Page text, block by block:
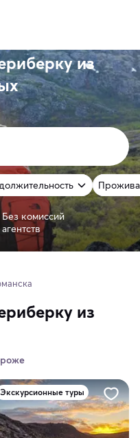
из
Без комиссий
агентств
из
Экскурсионные туры